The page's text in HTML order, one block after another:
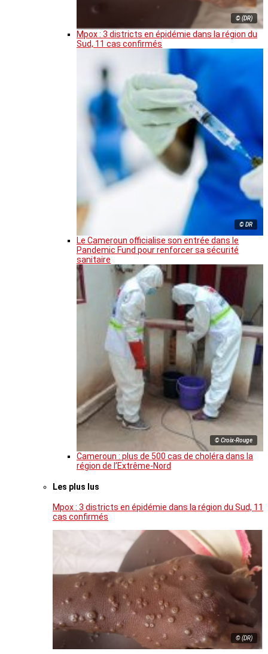
© (DR)
Mpox : 3 districts en épidémie dans la région du
Sud, 11 cas confirmés
© DR
Le Cameroun officialise son entrée dans le
Pandemic Fund pour renforcer sa sécurité
sanitaire
© Croix-Rouge
Cameroun : plus de 500 cas de choléra dans la
région de l’Extrême-Nord
Les plus lus
Mpox : 3 districts en épidémie dans la région du Sud, 11
cas confirmés
© (DR)